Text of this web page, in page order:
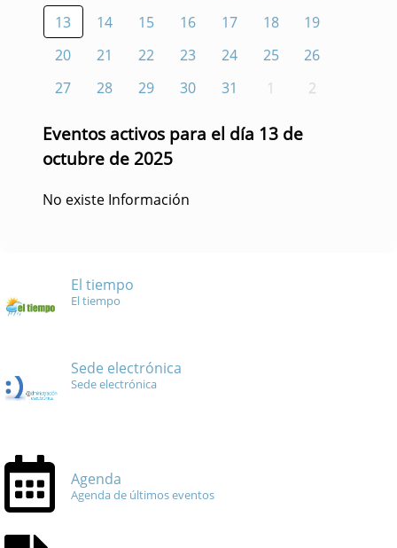
13
14 15 16 17 18
19
20
21 22 23 24 25
26
27
28 29 30 31 1 2
Eventos activos para el día 13 de
octubre de 2025
No existe Información
El tiempo
El tiempo
Sede electrónica
Sede electrónica
Agenda
Agenda de últimos eventos